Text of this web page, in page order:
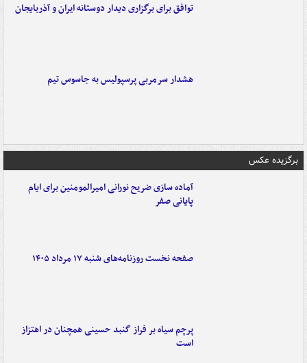
توافق برای برگزاری دیدار دوستانه ایران و آذربایجان
هشدار سرمربی پرسپولیس به جاسوس تیم
برگزیده عکس
آماده سازی ضریح نورانی امیرالمومنین برای ایام
پایانی صفر
صفحه نخست روزنامه‌های شنبه ۱۷ مرداد ۱۴۰۵
پرچم سیاه بر فراز گنبد حسینی همچنان در اهتزاز
است